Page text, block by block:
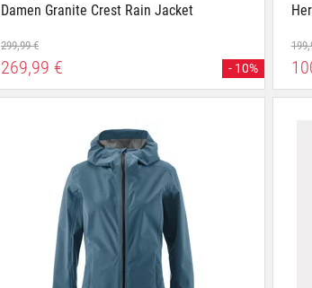
Damen Granite Crest Rain Jacket
299,99 €
269,99 € - 10%